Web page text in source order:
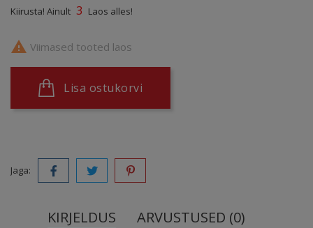
Kiirusta! Ainult 3 Laos alles!
 Viimased tooted laos
Lisa ostukorvi
Jaga:
KIRJELDUS ARVUSTUSED (0)